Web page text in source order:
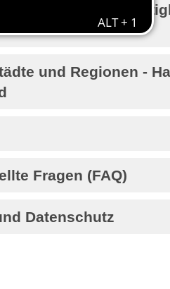
Kontrolleur die
und Regionen -
Fragen (FAQ)
Datenschutz